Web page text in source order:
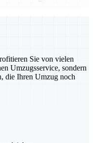
Sie von vielen
Umzugsservice, sondern
die Ihren Umzug noch